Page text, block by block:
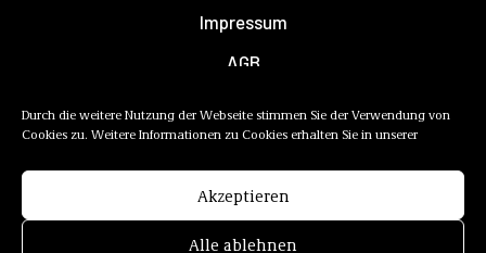
Durch die weitere Nutzung der Webseite stimmen Sie der Verwendung von
Cookies zu. Weitere Informationen zu Cookies erhalten Sie in unserer
Akzeptieren
Alle ablehnen
Impressum
AGB
Newsletter